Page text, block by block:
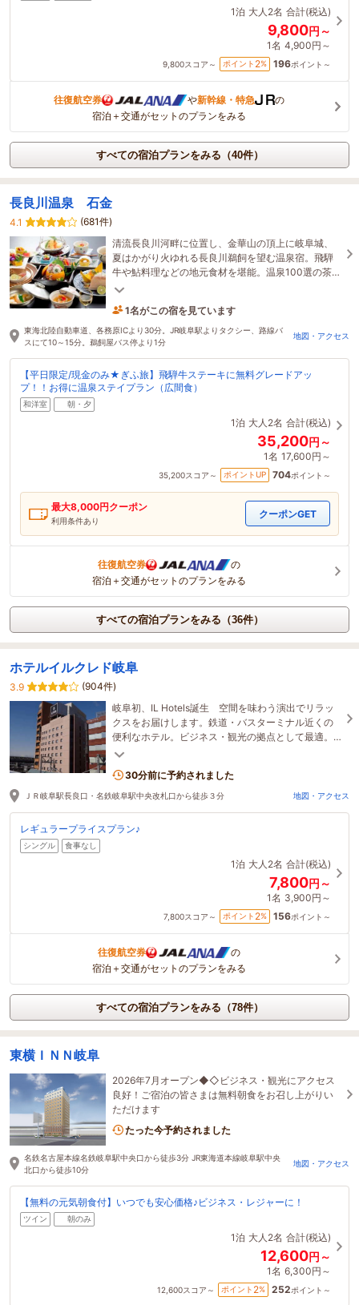
1泊 大人2名 合計(税込)
9,800円～
1名 4,900円～
9,800スコア～ ポイント 2% 196ポイント～
往復航空券 や新幹線・特急
の
宿泊＋交通がセットのプランをみる
すべての宿泊プランをみる（40件）
長良川温泉 石金
4.1
(681件)
清流長良川河畔に位置し、金華山の頂上に岐阜城、
夏はかがり火ゆれる長良川鵜飼を望む温泉宿。飛騨
牛や鮎料理などの地元食材を堪能。温泉100選の茶褐
色の源泉かけ流し露天風呂を満喫してください！
1名がこの宿を見ています
2時間前に予約されました
東海北陸自動車道、各務原ICより30分。JR岐阜駅よりタクシー、路線バ
スにて10～15分。鵜飼屋バス停より1分
地図・アクセス
【平日限定/現金のみ★ぎふ旅】飛騨牛ステーキに無料グレードアッ
プ！！お得に温泉ステイプラン（広間食）
和洋室 朝・夕
1泊 大人2名 合計(税込)
35,200円～
1名 17,600円～
35,200スコア～ ポイントUP 704ポイント～
最大8,000円クーポン
利用条件あり
クーポンGET
往復航空券
の
宿泊＋交通がセットのプランをみる
すべての宿泊プランをみる（36件）
ホテルイルクレド岐阜
3.9
(904件)
岐阜初、IL Hotels誕生 空間を味わう演出でリラッ
クスをお届けします。鉄道・バスターミナル近くの
便利なホテル。ビジネス・観光の拠点として最適。
女性ひとり旅も安心。
30分前に予約されました
ＪＲ岐阜駅長良口・名鉄岐阜駅中央改札口から徒歩３分 地図・アクセス
レギュラープライスプラン♪
シングル 食事なし
1泊 大人2名 合計(税込)
7,800円～
1名 3,900円～
7,800スコア～ ポイント 2% 156ポイント～
往復航空券
の
宿泊＋交通がセットのプランをみる
すべての宿泊プランをみる（78件）
東横ＩＮＮ岐阜
2026年7月オープン◆◇ビジネス・観光にアクセス
良好！ご宿泊の皆さまは無料朝食をお召し上がりい
ただけます
たった今予約されました
名鉄名古屋本線名鉄岐阜駅中央口から徒歩3分 JR東海道本線岐阜駅中央
北口から徒歩10分
地図・アクセス
【無料の元気朝食付】いつでも安心価格♪ビジネス・レジャーに！
ツイン 朝のみ
1泊 大人2名 合計(税込)
12,600円～
1名 6,300円～
12,600スコア～ ポイント 2% 252ポイント～